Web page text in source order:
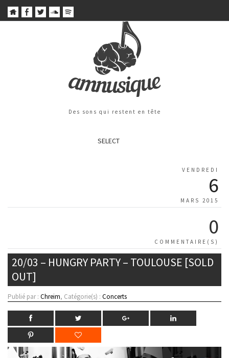
Des sons qui restent en tête
SELECT
VENDREDI
6
MARS 2015
0
COMMENTAIRE(S)
20/03 – HUNGRY PARTY – TOULOUSE [SOLD
OUT]
Publié par : Chreim, Catégorie(s) : Concerts